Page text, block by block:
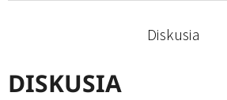
Diskusia
DISKUSIA